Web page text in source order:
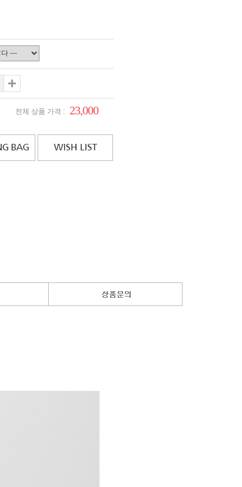
전체 상품 가격 : 23,000